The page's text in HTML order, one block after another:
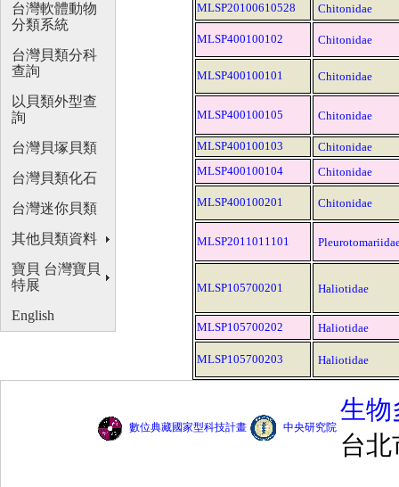
MLSP20100610528
Chitonidae
MLSP400100102 Chitonidae
MLSP400100101 Chitonidae
MLSP400100105 Chitonidae
MLSP400100103
Chitonidae
MLSP400100104
Chitonidae
MLSP400100201 Chitonidae
MLSP2011011101
MLSP105700201 Haliotidae
MLSP105700202 Haliotidae
MLSP105700203 Haliotidae
台灣軟體動物
分類系統
台灣貝類分科
查詢
以貝類外型查
詢
台灣貝塚貝類
台灣貝類化石
台灣迷你貝類
其他貝類資料
寶貝 台灣寶貝
特展
English
數位典藏國家型科技計畫 中央研究院
生物
台北